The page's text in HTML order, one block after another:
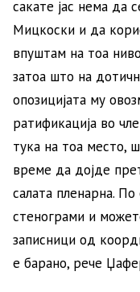
сакате јас нема да
Мицкоски и да
впуштам на тоа
затоа што на
опозицијата му
ратификација во
тука на тоа место,
време да дојде
салата пленарна.
стенограми и
записници од
е барано, рече